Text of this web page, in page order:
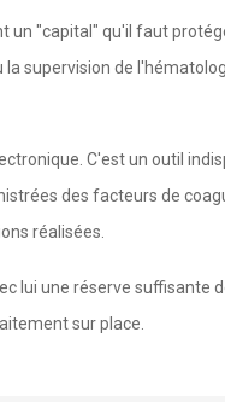
"capital" qu'il faut
supervision de
C'est un outil
des facteurs de
réalisées.
lui une réserve suffisante
sur place.